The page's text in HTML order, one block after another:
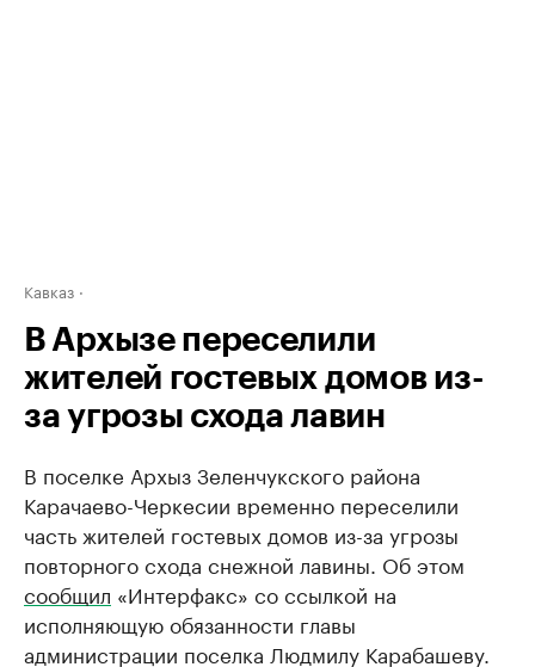
Кавказ
В Архызе переселили
жителей гостевых домов из-
за угрозы схода лавин
В поселке Архыз Зеленчукского района
Карачаево-Черкесии временно переселили
часть жителей гостевых домов из-за угрозы
повторного схода снежной лавины. Об этом
сообщил «Интерфакс» со ссылкой на
исполняющую обязанности главы
администрации поселка Людмилу Карабашеву.